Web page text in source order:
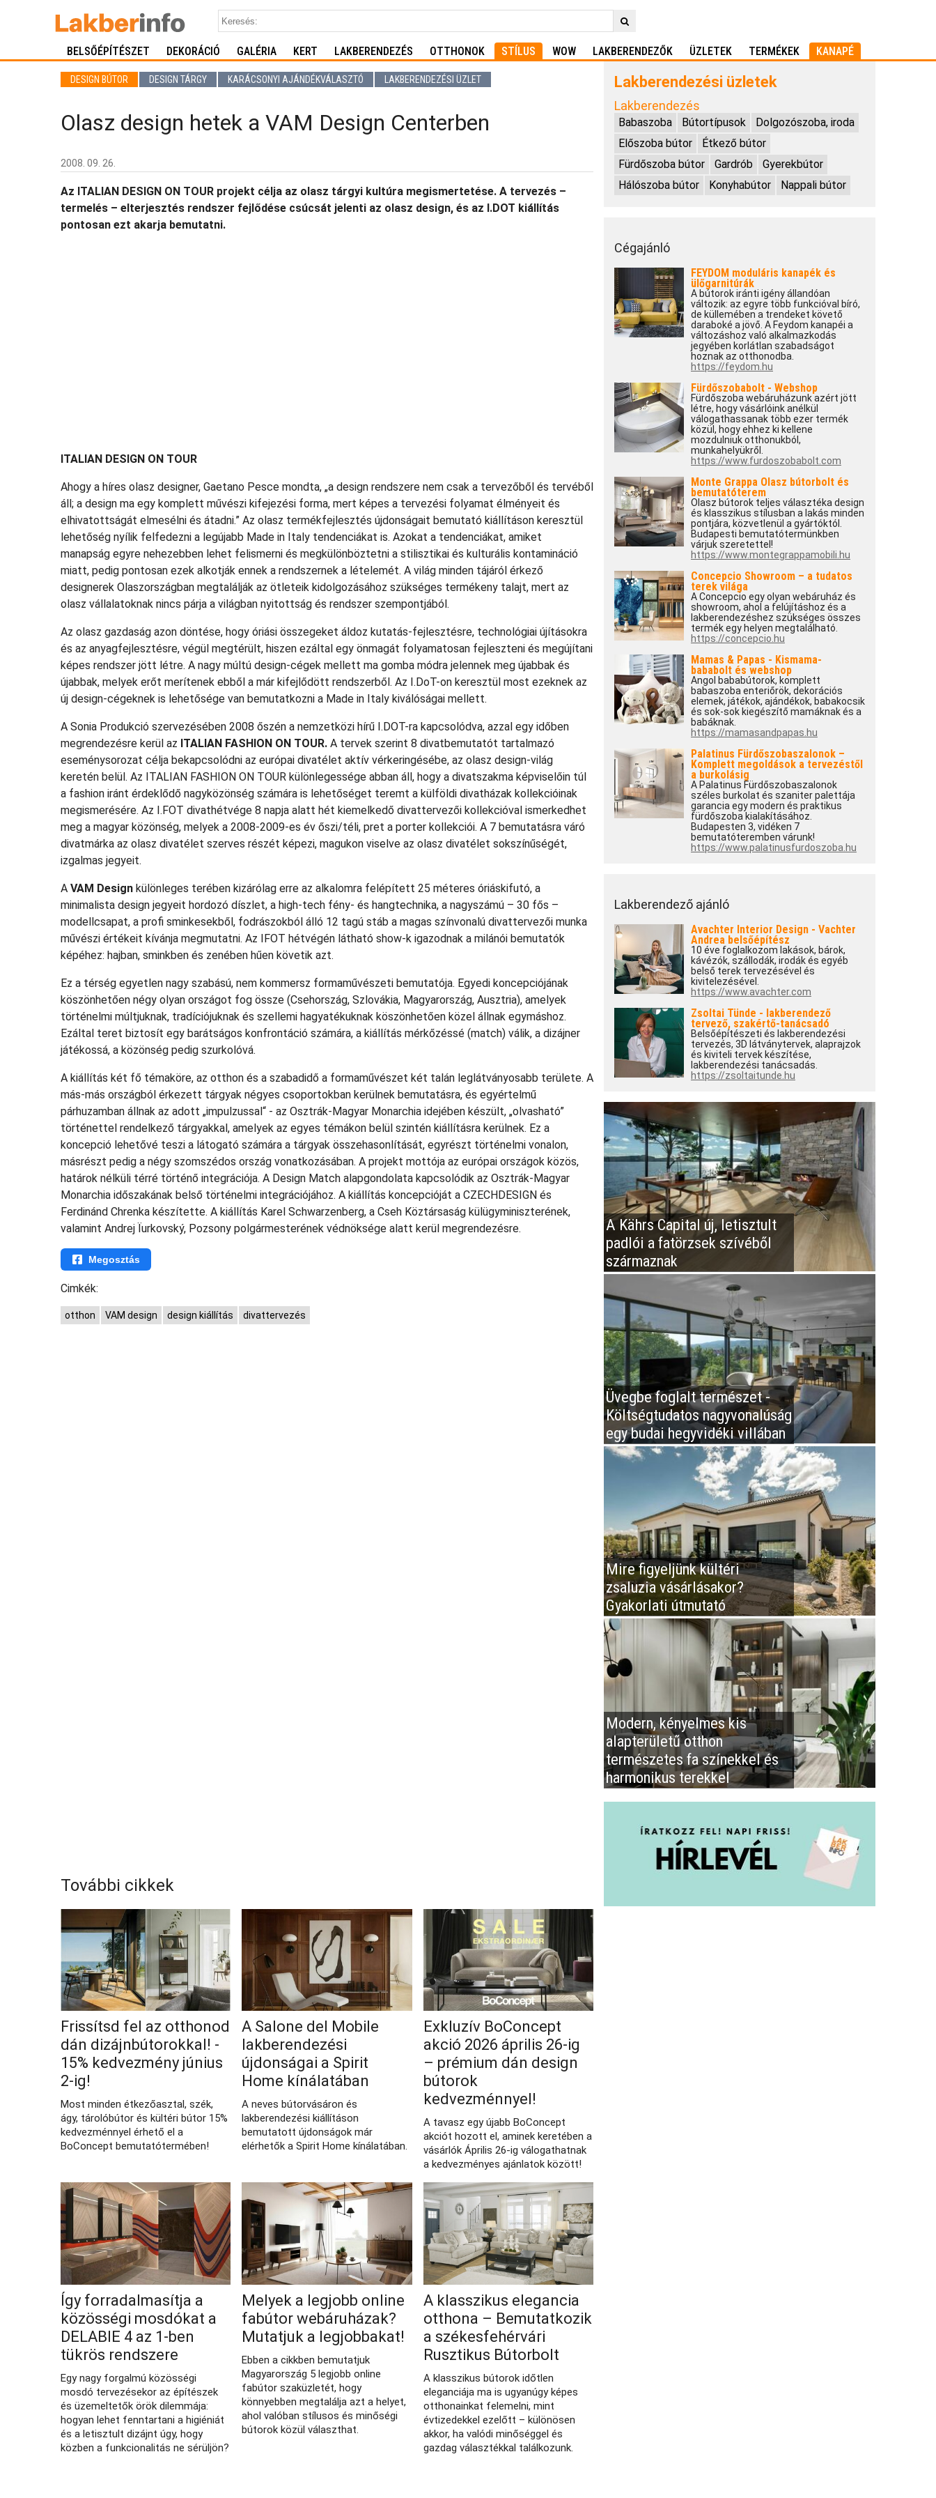
BELSŐÉPÍTÉSZET DEKORÁCIÓ GALÉRIA KERT LAKBERENDEZÉS OTTHONOK STÍLUS WOW LAKBERENDEZŐK ÜZLETEK TERMÉKEK KANAPÉ
DESIGN BÚTOR DESIGN TÁRGY KARÁCSONYI AJÁNDÉKVÁLASZTÓ LAKBERENDEZÉSI ÜZLET
Olasz design hetek a VAM Design Centerben
2008. 09. 26.
Az ITALIAN DESIGN ON TOUR projekt célja az olasz tárgyi kultúra megismertetése. A tervezés –
termelés – elterjesztés rendszer fejlődése csúcsát jelenti az olasz design, és az I.DOT kiállítás
pontosan ezt akarja bemutatni.
ITALIAN DESIGN ON TOUR
Ahogy a híres olasz designer, Gaetano Pesce mondta, „a design rendszere nem csak a tervezőből és tervéből
áll; a design ma egy komplett művészi kifejezési forma, mert képes a tervezési folyamat élményeit és
elhivatottságát elmesélni és átadni.” Az olasz termékfejlesztés újdonságait bemutató kiállításon keresztül
lehetőség nyílik felfedezni a legújabb Made in Italy tendenciákat is. Azokat a tendenciákat, amiket
manapság egyre nehezebben lehet felismerni és megkülönböztetni a stilisztikai és kulturális kontamináció
miatt, pedig pontosan ezek alkotják ennek a rendszernek a lételemét. A világ minden tájáról érkező
designerek Olaszországban megtalálják az ötleteik kidolgozásához szükséges termékeny talajt, mert az
olasz vállalatoknak nincs párja a világban nyitottság és rendszer szempontjából.
Az olasz gazdaság azon döntése, hogy óriási összegeket áldoz kutatás-fejlesztésre, technológiai újításokra
és az anyagfejlesztésre, végül megtérült, hiszen ezáltal egy önmagát folyamatosan fejleszteni és megújítani
képes rendszer jött létre. A nagy múltú design-cégek mellett ma gomba módra jelennek meg újabbak és
újabbak, melyek erőt merítenek ebből a már kifejlődött rendszerből. Az I.DoT-on keresztül most ezeknek az
új design-cégeknek is lehetősége van bemutatkozni a Made in Italy kiválóságai mellett.
A Sonia Produkció szervezésében 2008 őszén a nemzetközi hírű I.DOT-ra kapcsolódva, azzal egy időben
megrendezésre kerül az ITALIAN FASHION ON TOUR. A tervek szerint 8 divatbemutatót tartalmazó
eseménysorozat célja bekapcsolódni az európai divatélet aktív vérkeringésébe, az olasz design-világ
keretén belül. Az ITALIAN FASHION ON TOUR különlegessége abban áll, hogy a divatszakma képviselőin túl
a fashion iránt érdeklődő nagyközönség számára is lehetőséget teremt a külföldi divatházak kollekcióinak
megismerésére. Az I.FOT divathétvége 8 napja alatt hét kiemelkedő divattervezői kollekcióval ismerkedhet
meg a magyar közönség, melyek a 2008-2009-es év őszi/téli, pret a porter kollekciói. A 7 bemutatásra váró
divatmárka az olasz divatélet szerves részét képezi, magukon viselve az olasz divatélet sokszínűségét,
izgalmas jegyeit.
A VAM Design különleges terében kizárólag erre az alkalomra felépített 25 méteres óriáskifutó, a
minimalista design jegyeit hordozó díszlet, a high-tech fény- és hangtechnika, a nagyszámú – 30 fős –
modellcsapat, a profi sminkesekből, fodrászokból álló 12 tagú stáb a magas színvonalú divattervezői munka
művészi értékeit kívánja megmutatni. Az IFOT hétvégén látható show-k igazodnak a milánói bemutatók
képéhez: hajban, sminkben és zenében hűen követik azt.
Ez a térség egyetlen nagy szabású, nem kommersz formaművészeti bemutatója. Egyedi koncepciójának
köszönhetően négy olyan országot fog össze (Csehország, Szlovákia, Magyarország, Ausztria), amelyek
történelmi múltjuknak, tradíciójuknak és szellemi hagyatékuknak köszönhetően közel állnak egymáshoz.
Ezáltal teret biztosít egy barátságos konfrontáció számára, a kiállítás mérkőzéssé (match) válik, a dizájner
játékossá, a közönség pedig szurkolóvá.
A kiállítás két fő témaköre, az otthon és a szabadidő a formaművészet két talán leglátványosabb területe. A
más-más országból érkezett tárgyak négyes csoportokban kerülnek bemutatásra, és egyértelmű
párhuzamban állnak az adott „impulzussal“ - az Osztrák-Magyar Monarchia idejében készült, „olvasható”
történettel rendelkező tárgyakkal, amelyek az egyes témákon belül szintén kiállításra kerülnek. Ez a
koncepció lehetővé teszi a látogató számára a tárgyak összehasonlítását, egyrészt történelmi vonalon,
másrészt pedig a négy szomszédos ország vonatkozásában. A projekt mottója az európai országok közös,
határok nélküli térré történő integrációja. A Design Match alapgondolata kapcsolódik az Osztrák-Magyar
Monarchia időszakának belső történelmi integrációjához. A kiállítás koncepcióját a CZECHDESIGN és
Ferdinánd Chrenka készítette. A kiállítás Karel Schwarzenberg, a Cseh Köztársaság külügyminiszterének,
valamint Andrej Ïurkovský, Pozsony polgármesterének védnöksége alatt kerül megrendezésre.
Megosztás
Cimkék:
otthon VAM design design kiállítás divattervezés
További cikkek
Frissítsd fel az otthonod
dán dizájnbútorokkal! -
15% kedvezmény június
2-ig!
Most minden étkezőasztal, szék,
ágy, tárolóbútor és kültéri bútor 15%
kedvezménnyel érhető el a
BoConcept bemutatótermében!
A Salone del Mobile
lakberendezési
újdonságai a Spirit
Home kínálatában
A neves bútorvásáron és
lakberendezési kiállításon
bemutatott újdonságok már
elérhetők a Spirit Home kínálatában.
Exkluzív BoConcept
akció 2026 április 26‑ig
– prémium dán design
bútorok
kedvezménnyel!
A tavasz egy újabb BoConcept
akciót hozott el, aminek keretében a
vásárlók Április 26-ig válogathatnak
a kedvezményes ajánlatok között!
Így forradalmasítja a
közösségi mosdókat a
DELABIE 4 az 1-ben
tükrös rendszere
Egy nagy forgalmú közösségi
mosdó tervezésekor az építészek
és üzemeltetők örök dilemmája:
hogyan lehet fenntartani a higiéniát
és a letisztult dizájnt úgy, hogy
közben a funkcionalitás ne sérüljön?
Melyek a legjobb online
fabútor webáruházak?
Mutatjuk a legjobbakat!
Ebben a cikkben bemutatjuk
Magyarország 5 legjobb online
fabútor szaküzletét, hogy
könnyebben megtalálja azt a helyet,
ahol valóban stílusos és minőségi
bútorok közül választhat.
A klasszikus elegancia
otthona – Bemutatkozik
a székesfehérvári
Rusztikus Bútorbolt
A klasszikus bútorok időtlen
eleganciája ma is ugyanúgy képes
otthonainkat felemelni, mint
évtizedekkel ezelőtt – különösen
akkor, ha valódi minőséggel és
gazdag választékkal találkozunk.
Lakberendezési üzletek
Lakberendezés
Babaszoba Bútortípusok
Dolgozószoba, iroda
Előszoba bútor
Étkező bútor
Fürdőszoba bútor
Gardrób
Gyerekbútor
Hálószoba bútor
Konyhabútor Nappali bútor
Cégajánló
FEYDOM moduláris kanapék és
ülőgarnitúrák
A bútorok iránti igény állandóan
változik: az egyre több funkcióval bíró,
de küllemében a trendeket követő
daraboké a jövő. A Feydom kanapéi a
változáshoz való alkalmazkodás
jegyében korlátlan szabadságot
hoznak az otthonodba.
https://feydom.hu
Fürdőszobabolt - Webshop
Fürdőszoba webáruházunk azért jött
létre, hogy vásárlóink anélkül
válogathassanak több ezer termék
közül, hogy ehhez ki kellene
mozdulniuk otthonukból,
munkahelyükről.
https://www.furdoszobabolt.com
Monte Grappa Olasz bútorbolt és
bemutatóterem
Olasz bútorok teljes választéka design
és klasszikus stílusban a lakás minden
pontjára, közvetlenül a gyártóktól.
Budapesti bemutatótermünkben
várjuk szeretettel!
https://www.montegrappamobili.hu
Concepcio Showroom – a tudatos
terek világa
A Concepcio egy olyan webáruház és
showroom, ahol a felújításhoz és a
lakberendezéshez szükséges összes
termék egy helyen megtalálható.
https://concepcio.hu
Mamas & Papas - Kismama-
bababolt és webshop
Angol bababútorok, komplett
babaszoba enteriőrök, dekorációs
elemek, játékok, ajándékok, babakocsik
és sok-sok kiegészítő mamáknak és a
babáknak.
https://mamasandpapas.hu
Palatinus Fürdőszobaszalonok –
Komplett megoldások a tervezéstől
a burkolásig
A Palatinus Fürdőszobaszalonok
széles burkolat és szaniter palettája
garancia egy modern és praktikus
fürdőszoba kialakításához.
Budapesten 3, vidéken 7
bemutatóteremben várunk!
https://www.palatinusfurdoszoba.hu
Lakberendező ajánló
Avachter Interior Design - Vachter
Andrea belsőépítész
10 éve foglalkozom lakások, bárok,
kávézók, szállodák, irodák és egyéb
belső terek tervezésével és
kivitelezésével.
https://www.avachter.com
Zsoltai Tünde - lakberendező
tervező, szakértő-tanácsadó
Belsőépítészeti és lakberendezési
tervezés, 3D látványtervek, alaprajzok
és kiviteli tervek készítése,
lakberendezési tanácsadás.
https://zsoltaitunde.hu
A Kährs Capital új, letisztult
padlói a fatörzsek szívéből
származnak
Üvegbe foglalt természet -
Költségtudatos nagyvonalúság
egy budai hegyvidéki villában
Mire figyeljünk kültéri
zsaluzia vásárlásakor?
Gyakorlati útmutató
Modern, kényelmes kis
alapterületű otthon
természetes fa színekkel és
harmonikus terekkel